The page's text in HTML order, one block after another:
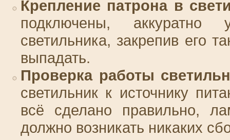
Крепление патрона в
подключены, аккуратно
светильника, закрепив его
выпадать.
Проверка работы
светильник к источнику
всё сделано правильно,
должно возникать никаких